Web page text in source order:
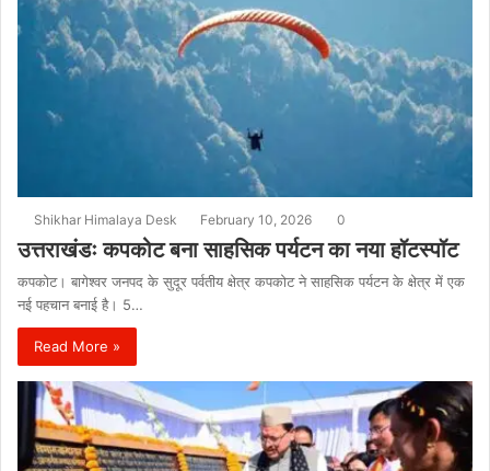
Shikhar Himalaya Desk February 10, 2026 0
उत्तराखंडः कपकोट बना साहसिक पर्यटन का नया हॉटस्पॉट
कपकोट। बागेश्वर जनपद के सुदूर पर्वतीय क्षेत्र कपकोट ने साहसिक पर्यटन के क्षेत्र में एक
नई पहचान बनाई है। 5…
Read More »